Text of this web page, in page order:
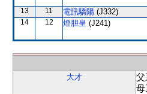
13 11 電訊驕陽 (J332)
14 12 燈胆皇 (J241)
大才
父
母